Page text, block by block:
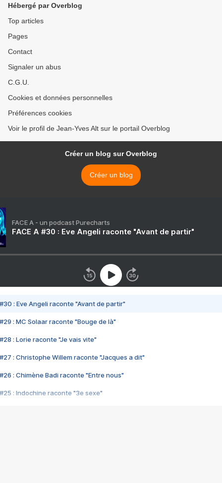
Hébergé par Overblog
Top articles
Pages
Contact
Signaler un abus
C.G.U.
Cookies et données personnelles
Préférences cookies
Voir le profil de Jean-Yves Alt sur le portail Overblog
Créer un blog sur Overblog
Créer un blog
FACE A - un podcast Purecharts
FACE A #30 : Eve Angeli raconte "Avant de partir"
#30 : Eve Angeli raconte "Avant de partir"
#29 : MC Solaar raconte "Bouge de là"
#28 : Lorie raconte "Je vais vite"
#27 : Christophe Willem raconte "Jacques a dit"
#26 : Chimène Badi raconte "Entre nous"
#25 : Indochine raconte "3e sexe"